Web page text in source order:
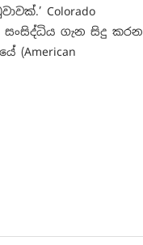
Colorado
සංසිද්ධිය ගැන සිදු කරන
(American